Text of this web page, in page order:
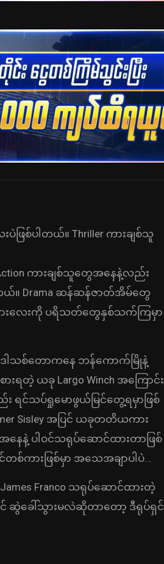
ြစ်ပါတယ်။ Thriller ကားချစ်သူ
ကားချစ်သူတွေအနေနဲ့လည်း
ယ်။ Drama ဆန်ဆန်ဇာတ်အိမ်တွေ
လေးကို ပရိသတ်တွေနှစ်သက်ကြမှာ
ါသစ်တောကနေ ဘန်ကောက်မြိုနဲ့
ရတဲ့ ယခု Largo Winch အကြောင်း
ရင်သပ်ရှုမောဖွယ်မြင်တွေ့ရမှာဖြစ်
Sisley အပြင် ယခုတတိယကား
နေနဲ့ ပါဝင်သရုပ်ဆောင်ထားတာဖြစ်
စ်ကားဖြစ်မှာ အသေအချာပါပဲ…
Franco သရုပ်ဆောင်ထားတဲ့
ဆွဲခေါ်သွားမလဲဆိုတာတော့ ဒီရုပ်ရှင်